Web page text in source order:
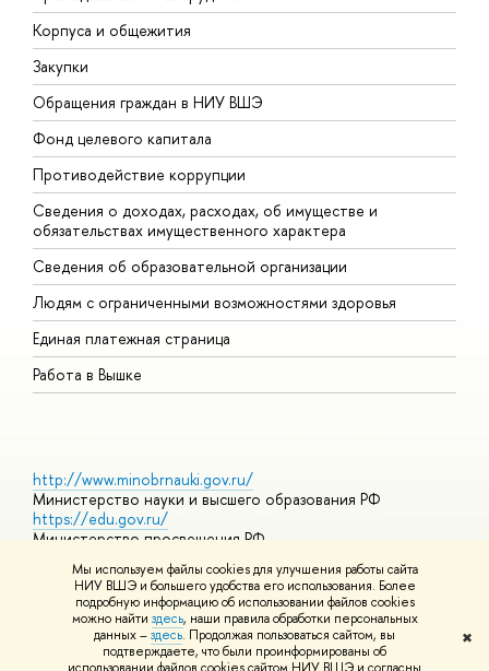
Мы используем файлы cookies для улучшения работы сайта
НИУ ВШЭ и большего удобства его использования. Более
подробную информацию об использовании файлов cookies
можно найти здесь, наши правила обработки персональных
данных –здесь. Продолжая пользоваться сайтом, вы
подтверждаете, что были проинформированы об
✖
Корпуса и общежития
Закупки
Обращения граждан в НИУ ВШЭ
Фонд целевого капитала
Противодействие коррупции
Сведения о доходах, расходах, об имуществе и
обязательствах имущественного характера
Сведения об образовательной организации
Людям с ограниченными возможностями здоровья
Единая платежная страница
Работа в Вышке
http://www.minobrnauki.gov.ru/
Министерство науки и высшего образования РФ
https://edu.gov.ru/
Министерство просвещения РФ
https://elearning.hse.ru/mooc
Массовые открытые онлайн-курсы
© НИУ ВШЭ 1993–2026 Адреса и контактыУсловия
использования материалов Политика конфиденциальности